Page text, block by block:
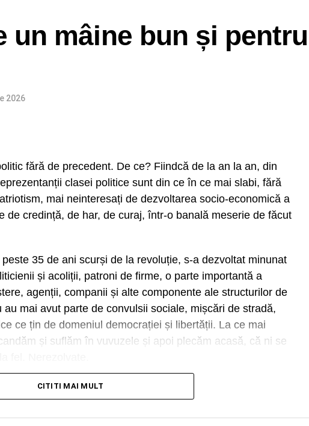
un mâine bun și pentru
2026
fără de precedent. De ce? Fiindcă de la an la an, din
clasei politice sunt din ce în ce mai slabi, fără
mai neinteresați de dezvoltarea socio-economică a
de credință, de har, de curaj, într-o banală meserie de făcut
35 de ani scurși de la revoluție, s-a dezvoltat minunat
și acoliții, patroni de firme, o parte importantă a
agenții, companii și alte componente ale structurilor de
mai avut parte de convulsii sociale, mișcări de stradă,
ce țin de domeniul democrației și libertății. La ce mai
și suflăm în vuvuzele și apoi plecăm acasă, că ni se
la Uniunea Europeană, s-au răspândit pe Bătrânul
bun. Unii au rămas prin Occidentul prosper, alții au trudit,
pentru a-și turna în ogrăzi căsoaie, embleme ale
CITITI MAI MULT